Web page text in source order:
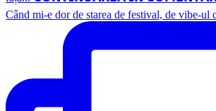
Când mi-e dor de starea de festival, de vibe-ul